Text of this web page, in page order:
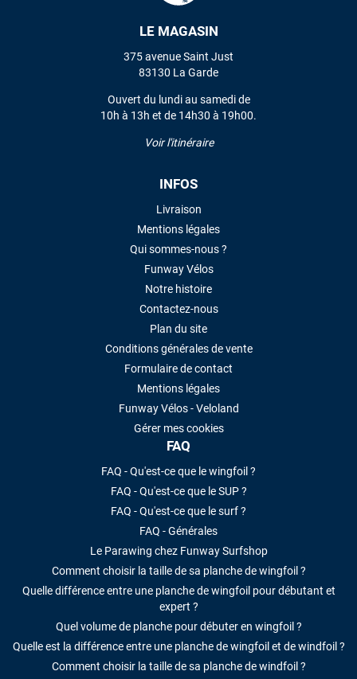
LE MAGASIN
375 avenue Saint Just
83130 La Garde
Ouvert du lundi au samedi de
10h à 13h et de 14h30 à 19h00.
Voir l'itinéraire
INFOS
Livraison
Mentions légales
Qui sommes-nous ?
Funway Vélos
Notre histoire
Contactez-nous
Plan du site
Conditions générales de vente
Formulaire de contact
Mentions légales
Funway Vélos - Veloland
Gérer mes cookies
FAQ
FAQ - Qu'est-ce que le wingfoil ?
FAQ - Qu'est-ce que le SUP ?
FAQ - Qu'est-ce que le surf ?
FAQ - Générales
Le Parawing chez Funway Surfshop
Comment choisir la taille de sa planche de wingfoil ?
Quelle différence entre une planche de wingfoil pour débutant et
expert ?
Quel volume de planche pour débuter en wingfoil ?
Quelle est la différence entre une planche de wingfoil et de windfoil ?
Comment choisir la taille de sa planche de windfoil ?
VOIR TOUS LES AVIS
LAISSER UN AVIS